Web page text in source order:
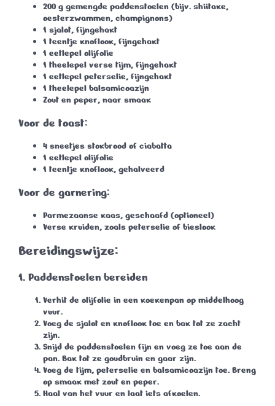
200 g gemengde paddenstoelen (bijv. shiitake,
oesterzwammen, champignons)
1 sjalot, fijngehakt
1 teentje knoflook, fijngehakt
1 eetlepel olijfolie
1 theelepel verse tijm, fijngehakt
1 eetlepel peterselie, fijngehakt
1 theelepel balsamicoazijn
Zout en peper, naar smaak
Voor de toast:
4 sneetjes stokbrood of ciabatta
1 eetlepel olijfolie
1 teentje knoflook, gehalveerd
Voor de garnering:
Parmezaanse kaas, geschaafd (optioneel)
Verse kruiden, zoals peterselie of bieslook
Bereidingswijze:
1. Paddenstoelen bereiden
Verhit de olijfolie in een koekenpan op middelhoog
vuur.
Voeg de sjalot en knoflook toe en bak tot ze zacht
zijn.
Snijd de paddenstoelen fijn en voeg ze toe aan de
pan. Bak tot ze goudbruin en gaar zijn.
Voeg de tijm, peterselie en balsamicoazijn toe. Breng
op smaak met zout en peper.
Haal van het vuur en laat iets afkoelen.